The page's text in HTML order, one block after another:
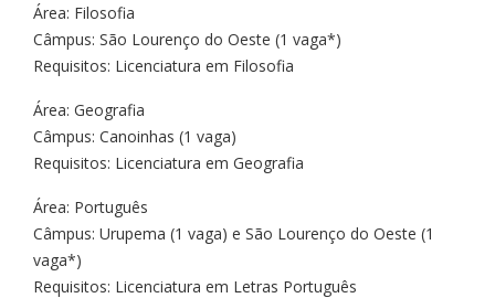
Área: Filosofia
Câmpus: São Lourenço do Oeste (1 vaga*)
Requisitos: Licenciatura em Filosofia
Área: Geografia
Câmpus: Canoinhas (1 vaga)
Requisitos: Licenciatura em Geografia
Área: Português
Câmpus: Urupema (1 vaga) e São Lourenço do Oeste (1
vaga*)
Requisitos: Licenciatura em Letras Português